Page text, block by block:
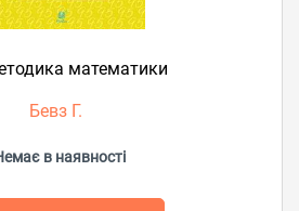
математики
Бевз Г.
в наявності